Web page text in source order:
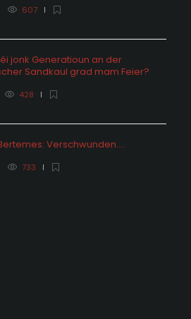
607
jonk Generatioun an der
Sandkaul grad mam Feier?
428
Verschwunden….
733